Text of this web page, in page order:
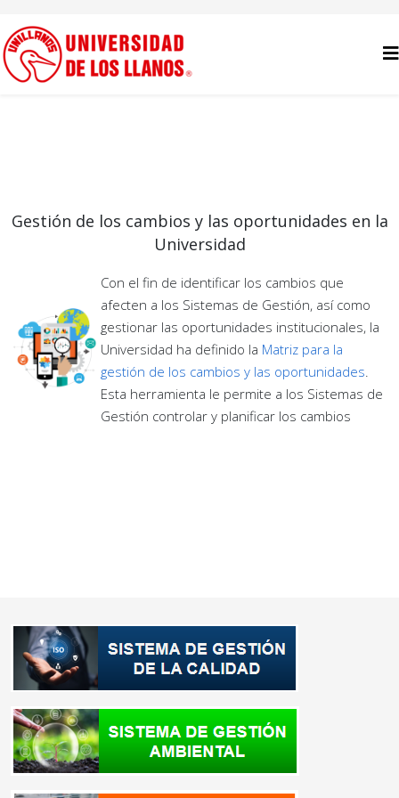
Gestión de los cambios y las oportunidades en la
Universidad
Con el fin de identificar los cambios que
afecten a los Sistemas de Gestión, así como
gestionar las oportunidades institucionales, la
Universidad ha definido la Matriz para la
gestión de los cambios y las oportunidades.
Esta herramienta le permite a los Sistemas de
Gestión controlar y planificar los cambios